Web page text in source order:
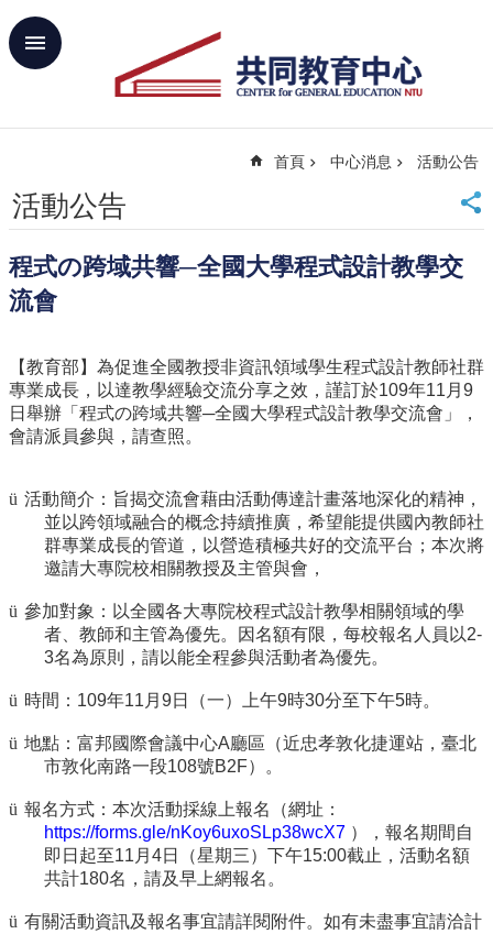
跳到主要內容區塊
進
首
頁
大
首
頁
站
導
覽
聯
資
訊
English
於
教
單
共
訊
首頁 中心消息 活動公告
活動公告
程式の跨域共響─全國大學程式設計教學交
流會
【教育部】為促進全國教授非資訊領域學生程式設計教師社群
專業成長，以達教學經驗交流分享之效，謹訂於109年11 月 9
日舉辦「程式の跨域共響─全國大學程式設計教學交流會」，
會請派員參與，請查照。
ü 活動簡介：旨揭交流會藉由活動傳達計畫落地深化的精神，
並以跨領域融合的概念持續推廣，希望能提供國內教師社
群專業成長的管道，以營造積極共好的交流平台；本次將
邀請大專院校相關教授及主管與會，
ü 參加對象：以全國各大專院校程式設計教學相關領域的學
者、教師和主管為優先。因名額有限，每校報名人員以2-
3名為原則，請以能全程參與活動者為優先。
ü 時間： 109年11 月 9日（一）上午9時30分至下午5時。
ü 地點：富邦國際會議中心A廳區（近忠孝敦化捷運站，臺北
市敦化南路一段108號B2F）。
ü 報名方式：本次活動採線上報名（網址：
https://forms.gle/nKoy6uxoSLp38wcX7 ），報名期間自
即日起至11 月 4日（星期三）下午15:00截止，活動名額
共計180名，請及早上網報名。
ü 有關活動資訊及報名事宜請詳閱附件。如有未盡事宜請洽計